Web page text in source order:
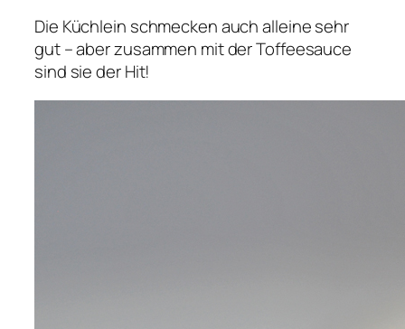
Die Küchlein schmecken auch alleine sehr
gut – aber zusammen mit der Toffeesauce
sind sie der Hit!